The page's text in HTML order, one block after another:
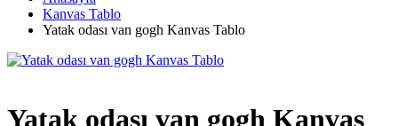
Kanvas Tablo
Yatak odası van gogh Kanvas Tablo
Yatak odası van gogh Kanvas